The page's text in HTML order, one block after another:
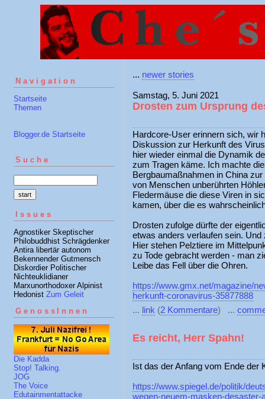
Navigation
Startseite
Themen
Blogger.de Startseite
Suche
Issues
Agnostiker Skeptischer
Philobuddhist Schrägdenker
Antira libertär autonom
Bekennender Gutmensch
Diskordier Politischer
Nichteuklidianer
Marxunorthodoxer Alpinist
Hedonist Zum Geleit
GenossInnen
Die Kadda
Stop! Talking.
JOG
The Voice
Edutainmentattacke
... newer stories
Samstag, 5. Juni 2021
Drosten zum Ursprung
Hardcore-User erinnern sich, wir
Diskussion zur Herkunft des
hier wieder einmal die Dynamik
zum Tragen käme. Ich machte
Bergbaumaßnahmen in China
von Menschen unberührten
Fledermäuse die diese Viren in
kamen, über die es
Drosten zufolge dürfte der
etwas anders verlaufen sein.
Hier stehen Pelztiere im
zu Tode gebracht werden - man
Leibe das Fell über die Ohren.
https://www.gmx.net/magazine/
herkunft-coronavirus-35877888
... link (2 Kommentare) ...
Es reicht, Herr Spahn!
Ist das der Anfang vom Ende der
https://www.spiegel.de/politik/
wegen-neuem-masken-desaster-